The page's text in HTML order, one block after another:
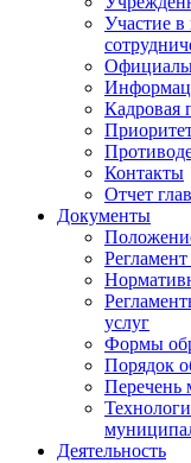
Участие
Кадровая
Контакты
Отчет
Документы
услуг
Формы
Порядок
Перечень
Деятельность